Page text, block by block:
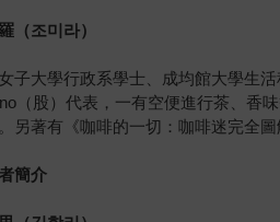
（조미라）
子大學行政系學士、成均館大學生
（股）代表，一有空便進行茶、香
另著有《咖啡的一切：咖啡迷完全
簡介